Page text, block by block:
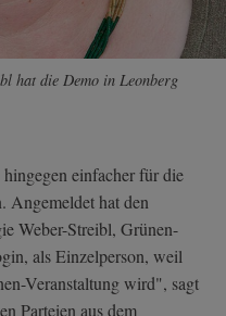
hat die Demo in Leonberg
einfacher für die
Angemeldet hat den
Weber-Streibl, Grünen-
als Einzelperson, weil
Veranstaltung wird", sagt
Parteien aus dem